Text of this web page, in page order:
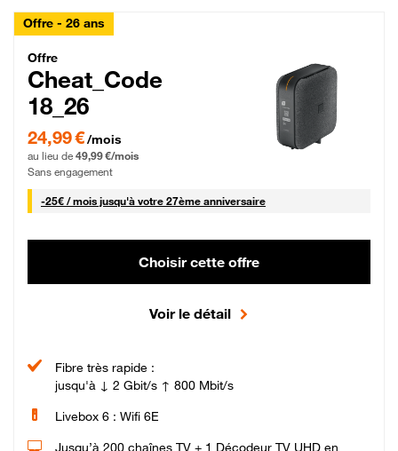
Offre - 26 ans
Cheat_Code Fibre_18_26
Offre
Cheat_Code
18_26
24,99 € par mois pendant 0 mois puis 49,99 € par mois, Sans engagement
24,99 €/mois
au lieu de 49,99 €/mois
Sans engagement
-25€ / mois25 € par mois
jusqu'à votre 27ème anniversaire
Choisir cette offre
Voir le détail
Fibre très rapide :
jusqu'à ↓ 2 Gbit/s ↑ 800 Mbit/s
Livebox 6 : Wifi 6E
Jusqu’à 200 chaînes TV + 1 Décodeur TV UHD en